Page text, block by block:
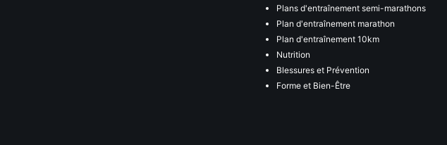
Plans d'entraînement semi-marathons
Plan d'entraînement marathon
Plan d'entraînement 10km
Nutrition
Blessures et Prévention
Forme et Bien-Être